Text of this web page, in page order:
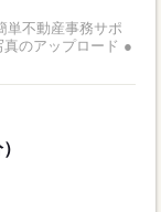
不動産事務サポ
のアップロード ●